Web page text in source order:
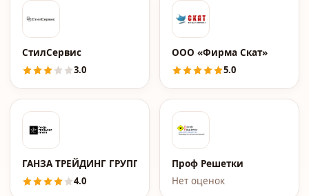
СтилСервис
3.0
ООО «Фирма Скат»
5.0
ГАНЗА ТРЕЙДИНГ ГРУПП
4.0
Проф Решетки
Нет оценок